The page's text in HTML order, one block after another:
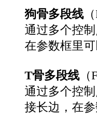
狗骨多段线
通过多个控
在参数框里可
T骨多段线
通过多个控
接长边，在